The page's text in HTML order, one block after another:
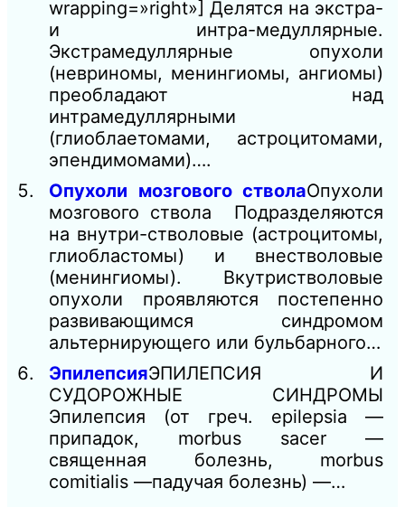
wrapping=»right»] Делятся на экстра-
и интра-медуллярные.
Экстрамедуллярные опухоли
(невриномы, менингиомы, ангиомы)
преобладают над
интрамедуллярными
(глиоблаетомами, астроцитомами,
эпендимомами)….
Опухоли мозгового стволаОпухоли
мозгового ствола Подразделяются
на внутри-стволовые (астроцитомы,
глиобластомы) и внестволовые
(менингиомы). Вкутристволовые
опухоли проявляются постепенно
развивающимся синдромом
альтернирующего или бульбарного…
ЭпилепсияЭПИЛЕПСИЯ И
СУДОРОЖНЫЕ СИНДРОМЫ
Эпилепсия (от греч. epilepsia —
припадок, morbus sacer —
священная болезнь, morbus
comitialis —падучая болезнь) —…